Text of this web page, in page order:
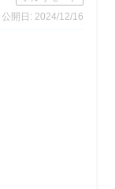
公開日: 2024/12/16